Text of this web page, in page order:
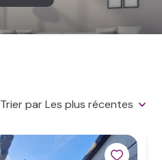
Trier par Les plus récentes